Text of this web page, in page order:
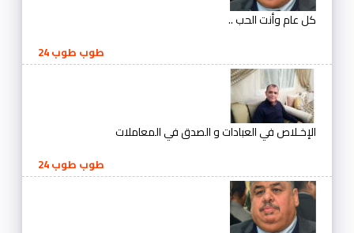
كل عام وأنت الحب ..
طوب طوب 24
الإخـلاص في العبادات و الصدق في المعاملات
طوب طوب 24